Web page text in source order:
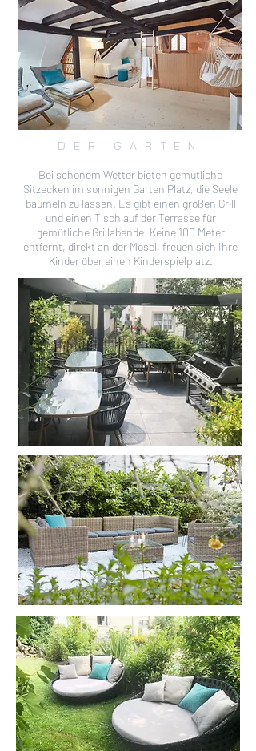
DER GARTEN
Bei schönem Wetter bieten gemütliche
Sitzecken im sonnigen Garten Platz, die Seele
baumeln zu lassen. Es gibt einen großen Grill
und einen Tisch auf der Terrasse für
gemütliche Grillabende. Keine 100 Meter
entfernt, direkt an der Mosel, freuen sich Ihre
Kinder über einen Kinderspielplatz.